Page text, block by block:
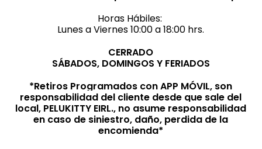
Horas Hábiles:
Lunes a Viernes 10:00 a 18:00 hrs.
CERRADO
SÁBADOS, DOMINGOS Y FERIADOS
*Retiros Programados con APP MÓVIL, son
responsabilidad del cliente desde que sale del
local, PELUKITTY EIRL., no asume responsabilidad
en caso de siniestro, daño, perdida de la
encomienda*